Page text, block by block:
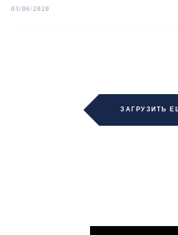
03/06/2020
ЗАГРУЗИТЬ